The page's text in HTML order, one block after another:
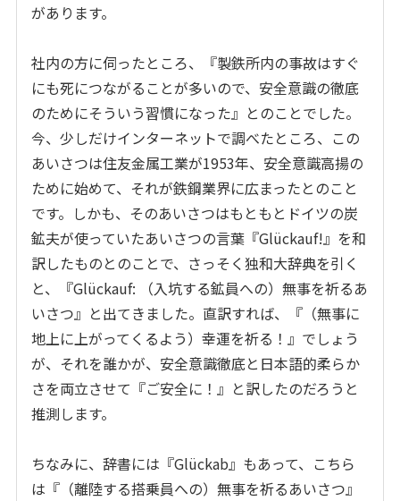
があります。
社内の方に伺ったところ、『製鉄所内の事故はすぐ
にも死につながることが多いので、安全意識の徹底
のためにそういう習慣になった』とのことでした。
今、少しだけインターネットで調べたところ、この
あいさつは住友金属工業が1953年、安全意識高揚の
ために始めて、それが鉄鋼業界に広まったとのこと
です。しかも、そのあいさつはもともとドイツの炭
鉱夫が使っていたあいさつの言葉『Glückauf!』を和
訳したものとのことで、さっそく独和大辞典を引く
と、『Glückauf: （入坑する鉱員への）無事を祈るあ
いさつ』と出てきました。直訳すれば、『（無事に
地上に上がってくるよう）幸運を祈る！』でしょう
が、それを誰かが、安全意識徹底と日本語的柔らか
さを両立させて『ご安全に！』と訳したのだろうと
推測します。
ちなみに、辞書には『Glückab』もあって、こちら
は『（離陸する搭乗員への）無事を祈るあいさつ』